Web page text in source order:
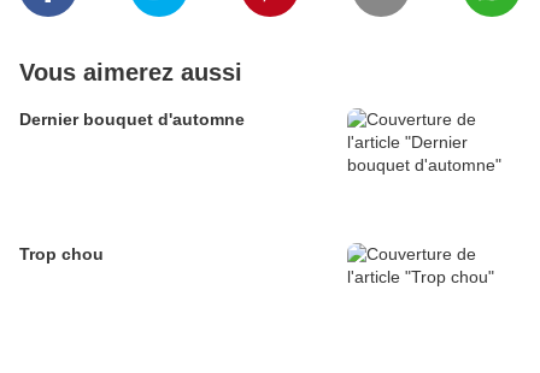
Vous aimerez aussi
Dernier bouquet d'automne
Trop chou